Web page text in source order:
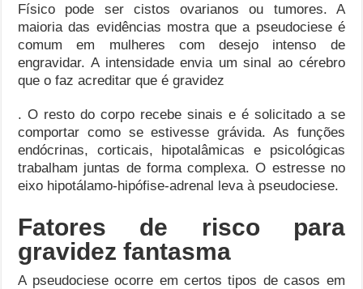
Físico pode ser cistos ovarianos ou tumores. A
maioria das evidências mostra que a pseudociese é
comum em mulheres com desejo intenso de
engravidar. A intensidade envia um sinal ao cérebro
que o faz acreditar que é gravidez
. O resto do corpo recebe sinais e é solicitado a se
comportar como se estivesse grávida. As funções
endócrinas, corticais, hipotalâmicas e psicológicas
trabalham juntas de forma complexa. O estresse no
eixo hipotálamo-hipófise-adrenal leva à pseudociese.
Fatores de risco para
gravidez fantasma
A pseudociese ocorre em certos tipos de casos em